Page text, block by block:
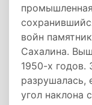
войн
Сахалина.
1950-х
разрушалась,
угол наклона